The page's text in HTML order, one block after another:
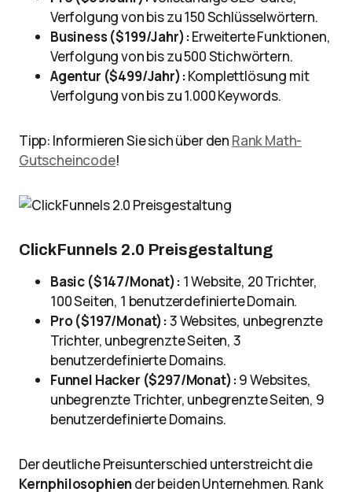
Verfolgung von bis zu 150 Schlüsselwörtern.
Business ($199/Jahr):Erweiterte Funktionen,
Verfolgung von bis zu 500 Stichwörtern.
Agentur ($499/Jahr):Komplettlösung mit
Verfolgung von bis zu 1.000 Keywords.
Tipp: Informieren Sie sich über den Rank Math-
Gutscheincode!
ClickFunnels 2.0 Preisgestaltung
Basic ($147/Monat): 1 Website, 20 Trichter,
100 Seiten, 1 benutzerdefinierte Domain.
Pro ($197/Monat):3 Websites, unbegrenzte
Trichter, unbegrenzte Seiten, 3
benutzerdefinierte Domains.
Funnel Hacker ($297/Monat):9 Websites,
unbegrenzte Trichter, unbegrenzte Seiten, 9
benutzerdefinierte Domains.
Der deutliche Preisunterschied unterstreicht die
Kernphilosophiender beiden Unternehmen. Rank